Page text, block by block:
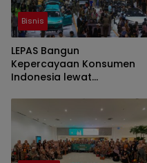
Bisnis
LEPAS Bangun
Kepercayaan Konsumen
Indonesia lewat
hingga Layanan Purnajual